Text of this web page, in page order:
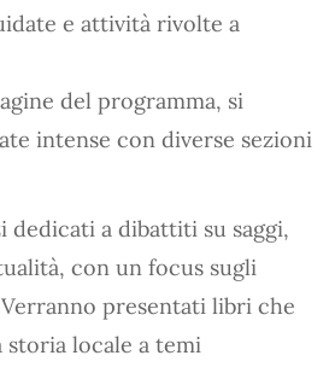
e attività rivolte a
del programma, si
intense con diverse sezioni
dedicati a dibattiti su saggi,
con un focus sugli
presentati libri che
storia locale a temi